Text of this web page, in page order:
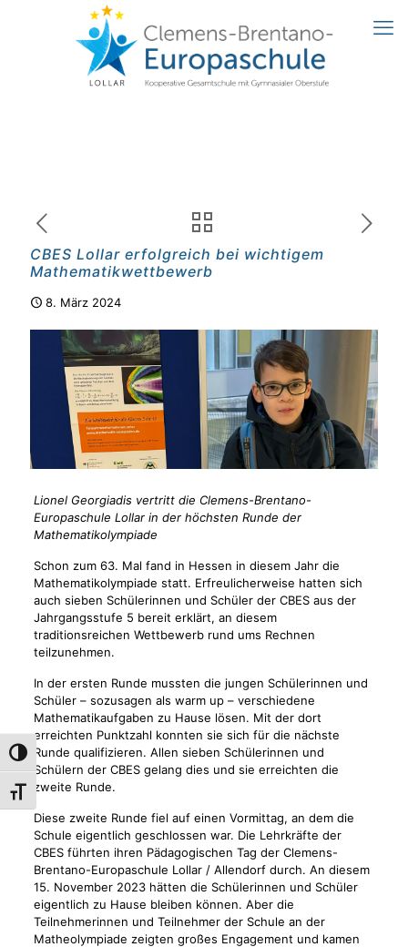
Umschalten auf hohe Kontraste
Schrift vergrößern
CBES Lollar erfolgreich bei wichtigem
Mathematikwettbewerb
8. März 2024
Lionel Georgiadis vertritt die Clemens-Brentano-
Europaschule Lollar in der höchsten Runde der
Mathematikolympiade
Schon zum 63. Mal fand in Hessen in diesem Jahr die
Mathematikolympiade statt. Erfreulicherweise hatten sich
auch sieben Schülerinnen und Schüler der CBES aus der
Jahrgangsstufe 5 bereit erklärt, an diesem
traditionsreichen Wettbewerb rund ums Rechnen
teilzunehmen.
In der ersten Runde mussten die jungen Schülerinnen und
Schüler – sozusagen als warm up – verschiedene
Mathematikaufgaben zu Hause lösen. Mit der dort
erreichten Punktzahl konnten sie sich für die nächste
Runde qualifizieren. Allen sieben Schülerinnen und
Schülern der CBES gelang dies und sie erreichten die
zweite Runde.
Diese zweite Runde fiel auf einen Vormittag, an dem die
Schule eigentlich geschlossen war. Die Lehrkräfte der
CBES führten ihren Pädagogischen Tag der Clemens-
Brentano-Europaschule Lollar / Allendorf durch. An diesem
15. November 2023 hätten die Schülerinnen und Schüler
eigentlich zu Hause bleiben können. Aber die
Teilnehmerinnen und Teilnehmer der Schule an der
Matheolympiade zeigten großes Engagement und kamen